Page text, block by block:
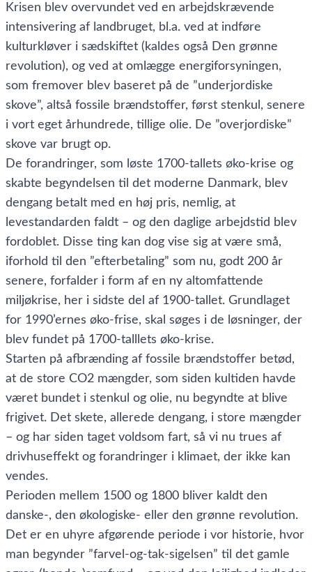
Krisen blev overvundet ved en arbejdskrævende
intensivering af landbruget, bl.a. ved at indføre
kulturkløver i sædskiftet (kaldes også Den grønne
revolution), og ved at omlægge energiforsyningen,
som fremover blev baseret på de ”underjordiske
skove”, altså fossile brændstoffer, først stenkul, senere
i vort eget århundrede, tillige olie. De ”overjordiske”
skove var brugt op.
De forandringer, som løste 1700-tallets øko-krise og
skabte begyndelsen til det moderne Danmark, blev
dengang betalt med en høj pris, nemlig, at
levestandarden faldt – og den daglige arbejdstid blev
fordoblet. Disse ting kan dog vise sig at være små,
iforhold til den ”efterbetaling” som nu, godt 200 år
senere, forfalder i form af en ny altomfattende
miljøkrise, her i sidste del af 1900-tallet. Grundlaget
for 1990’ernes øko-frise, skal søges i de løsninger, der
blev fundet på 1700-talllets øko-krise.
Starten på afbrænding af fossile brændstoffer betød,
at de store CO2 mængder, som siden kultiden havde
været bundet i stenkul og olie, nu begyndte at blive
frigivet. Det skete, allerede dengang, i store mængder
– og har siden taget voldsom fart, så vi nu trues af
drivhuseffekt og forandringer i klimaet, der ikke kan
vendes.
Perioden mellem 1500 og 1800 bliver kaldt den
danske-, den økologiske- eller den grønne revolution.
Det er en uhyre afgørende periode i vor historie, hvor
man begynder ”farvel-og-tak-sigelsen” til det gamle